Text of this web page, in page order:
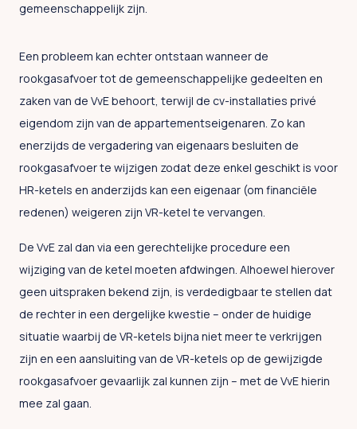
gemeenschappelijk zijn.
Een probleem kan echter ontstaan wanneer de
rookgasafvoer tot de gemeenschappelijke gedeelten en
zaken van de VvE behoort, terwijl de cv-installaties privé
eigendom zijn van de appartementseigenaren. Zo kan
enerzijds de vergadering van eigenaars besluiten de
rookgasafvoer te wijzigen zodat deze enkel geschikt is voor
HR-ketels en anderzijds kan een eigenaar (om financiële
redenen) weigeren zijn VR-ketel te vervangen.
De VvE zal dan via een gerechtelijke procedure een
wijziging van de ketel moeten afdwingen. Alhoewel hierover
geen uitspraken bekend zijn, is verdedigbaar te stellen dat
de rechter in een dergelijke kwestie – onder de huidige
situatie waarbij de VR-ketels bijna niet meer te verkrijgen
zijn en een aansluiting van de VR-ketels op de gewijzigde
rookgasafvoer gevaarlijk zal kunnen zijn – met de VvE hierin
mee zal gaan.